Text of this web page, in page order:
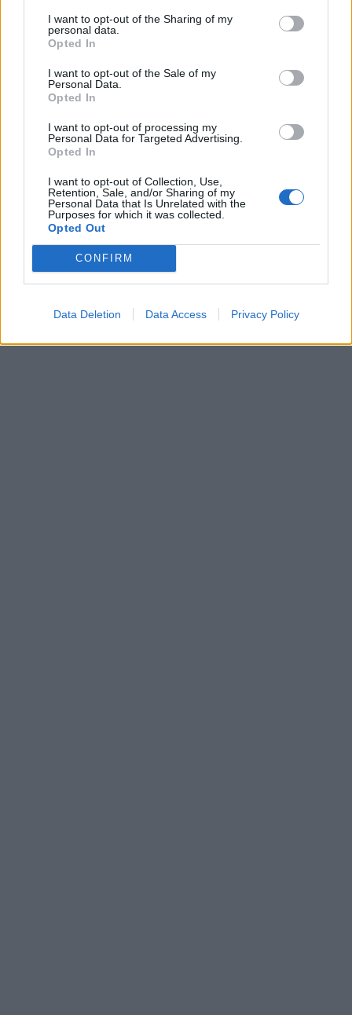
I want to opt-out of the Sharing of my
personal data.
Opted In
I want to opt-out of the Sale of my
Personal Data.
Opted In
I want to opt-out of processing my
Personal Data for Targeted Advertising.
Opted In
I want to opt-out of Collection, Use,
Retention, Sale, and/or Sharing of my
Personal Data that Is Unrelated with the
Purposes for which it was collected.
Opted Out
CONFIRM
Data Deletion Data Access Privacy Policy